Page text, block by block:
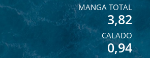
MANGA TOTAL
3,82
CALADO
0,94